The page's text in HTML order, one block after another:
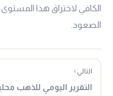
الكافي لاختراق هذا
الصعود.
التالي ›
التقرير اليومي للذهب